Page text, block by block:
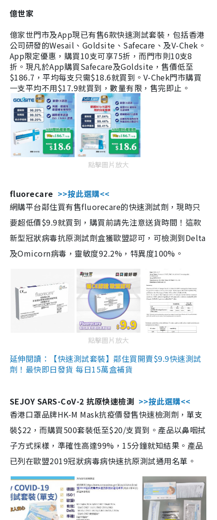
億世家
億家世門市及App現已有售6款快速測試套裝，包括香港
公司研發的Wesail、Goldsite、Safecare、及V-Chek。
App限定優惠，購買10支可享75折，而門市則10支8
折。現凡於App購買Safecare及Goldsite，售價低至
$186.7，平均每支只需$18.6就買到。V-Chek門市購買
一支平均不用$17.9就買到，數量有限，售完即止。
點擊圖片放大
fluorecare >>按此選購<<
網購平台鄰住買有售fluorecare的快速測試劑，現時只
要超低價$9.9就買到，購買前請先注意送貨時間！這款
新型冠狀病毒抗原測試劑盒獲歐盟認可，可檢測到Delta
及Omicorn病毒，靈敏度92.2%，特異度100%。
點擊圖片放大
延伸閱讀：【快速測試套裝】鄰住買開賣$9.9快速測試
劑！最快即日發貨 每日15萬盒補貨
SEJOY SARS-CoV-2 抗原快速檢測 >>按此選購<<
香港口罩品牌HK-M Mask抗疫價發售快速檢測劑，單支
裝$22，而購買500套裝低至$20/支買到。產品以鼻咽拭
子方式採樣，準確性高達99%，15分鐘就知結果。產品
已列在歐盟2019冠狀病毒病快速抗原測試通用名單。